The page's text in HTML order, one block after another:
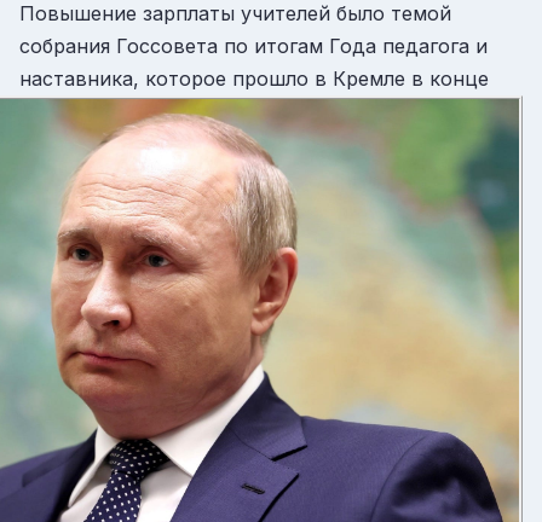
Повышение зарплаты учителей было темой
собрания Госсовета по итогам Года педагога и
наставника, которое прошло в Кремле в конце